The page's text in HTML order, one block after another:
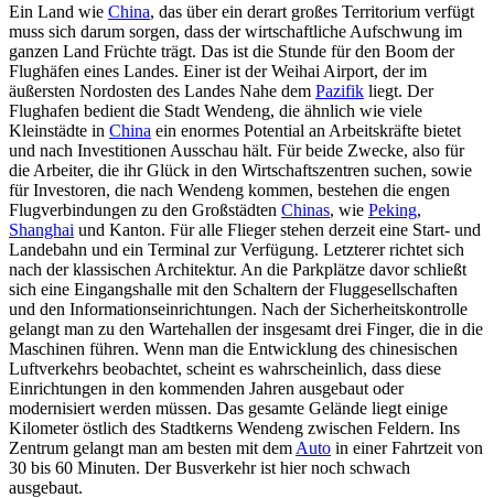
Ein Land wie China, das über ein derart großes Territorium verfügt
muss sich darum sorgen, dass der wirtschaftliche Aufschwung im
ganzen Land Früchte trägt. Das ist die Stunde für den Boom der
Flughäfen eines Landes. Einer ist der Weihai Airport, der im
äußersten Nordosten des Landes Nahe dem Pazifik liegt. Der
Flughafen bedient die Stadt Wendeng, die ähnlich wie viele
Kleinstädte in China ein enormes Potential an Arbeitskräfte bietet
und nach Investitionen Ausschau hält. Für beide Zwecke, also für
die Arbeiter, die ihr Glück in den Wirtschaftszentren suchen, sowie
für Investoren, die nach Wendeng kommen, bestehen die engen
Flugverbindungen zu den Großstädten Chinas, wie Peking,
Shanghai und Kanton. Für alle Flieger stehen derzeit eine Start- und
Landebahn und ein Terminal zur Verfügung. Letzterer richtet sich
nach der klassischen Architektur. An die Parkplätze davor schließt
sich eine Eingangshalle mit den Schaltern der Fluggesellschaften
und den Informationseinrichtungen. Nach der Sicherheitskontrolle
gelangt man zu den Wartehallen der insgesamt drei Finger, die in die
Maschinen führen. Wenn man die Entwicklung des chinesischen
Luftverkehrs beobachtet, scheint es wahrscheinlich, dass diese
Einrichtungen in den kommenden Jahren ausgebaut oder
modernisiert werden müssen. Das gesamte Gelände liegt einige
Kilometer östlich des Stadtkerns Wendeng zwischen Feldern. Ins
Zentrum gelangt man am besten mit dem Auto in einer Fahrtzeit von
30 bis 60 Minuten. Der Busverkehr ist hier noch schwach
ausgebaut.